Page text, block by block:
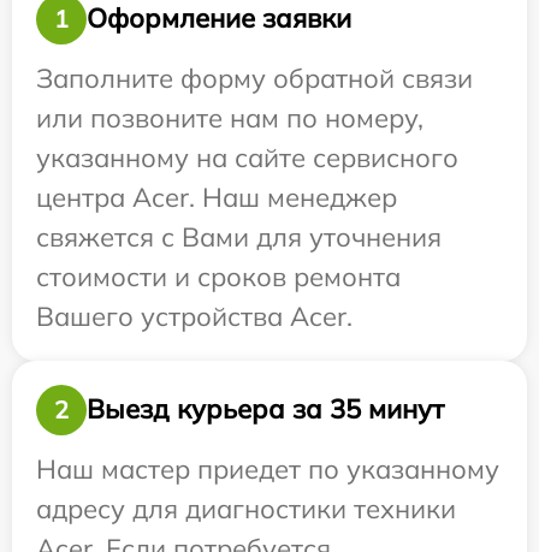
1
Оформление заявки
Заполните форму обратной связи
или позвоните нам по номеру,
указанному на сайте сервисного
центра Acer. Наш менеджер
свяжется с Вами для уточнения
стоимости и сроков ремонта
Вашего устройства Acer.
2
Выезд курьера за 35 минут
Наш мастер приедет по указанному
адресу для диагностики техники